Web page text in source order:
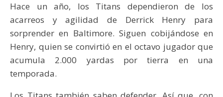
Hace un año, los Titans dependieron de los
acarreos y agilidad de Derrick Henry para
sorprender en Baltimore. Siguen cobijándose en
Henry, quien se convirtió en el octavo jugador que
acumula 2.000 yardas por tierra en una
temporada.